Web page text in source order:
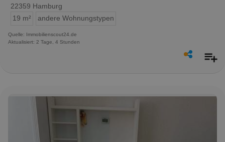
22359 Hamburg
19 m²
andere Wohnungstypen
Quelle: Immobilienscout24.de
Aktualisiert: 2 Tage, 4 Stunden